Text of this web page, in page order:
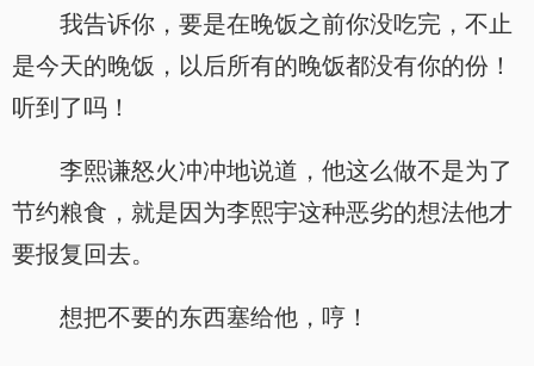
我告诉你，要是在晚饭之前你没吃完，不止
是今天的晚饭，以后所有的晚饭都没有你的份！
听到了吗！
李熙谦怒火冲冲地说道，他这么做不是为了
节约粮食，就是因为李熙宇这种恶劣的想法他才
要报复回去。
想把不要的东西塞给他，哼！